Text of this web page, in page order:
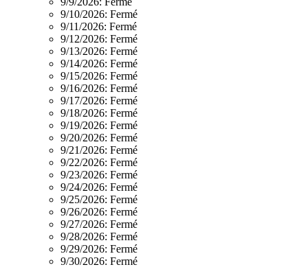
9/10/2026: Fermé
9/11/2026: Fermé
9/12/2026: Fermé
9/13/2026: Fermé
9/14/2026: Fermé
9/15/2026: Fermé
9/16/2026: Fermé
9/17/2026: Fermé
9/18/2026: Fermé
9/19/2026: Fermé
9/20/2026: Fermé
9/21/2026: Fermé
9/22/2026: Fermé
9/23/2026: Fermé
9/24/2026: Fermé
9/25/2026: Fermé
9/26/2026: Fermé
9/27/2026: Fermé
9/28/2026: Fermé
9/29/2026: Fermé
9/30/2026: Fermé